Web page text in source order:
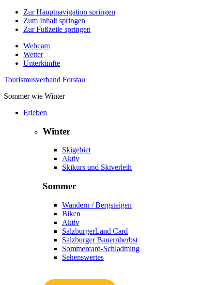
Zur Hauptnavigation springen
Zum Inhalt springen
Zur Fußzeile springen
Webcam
Wetter
Unterkünfte
Tourismusverband Forstau
Sommer wie Winter
Erleben
Winter
Skigebiet
Aktiv
Skikurs und Skiverleih
Sommer
Wandern / Bergsteigen
Biken
Aktiv
SalzburgerLand Card
Salzburger Bauernherbst
Sommercard-Schladming
Sehenswertes